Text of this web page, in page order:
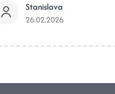
Stanislava
26.02.2026